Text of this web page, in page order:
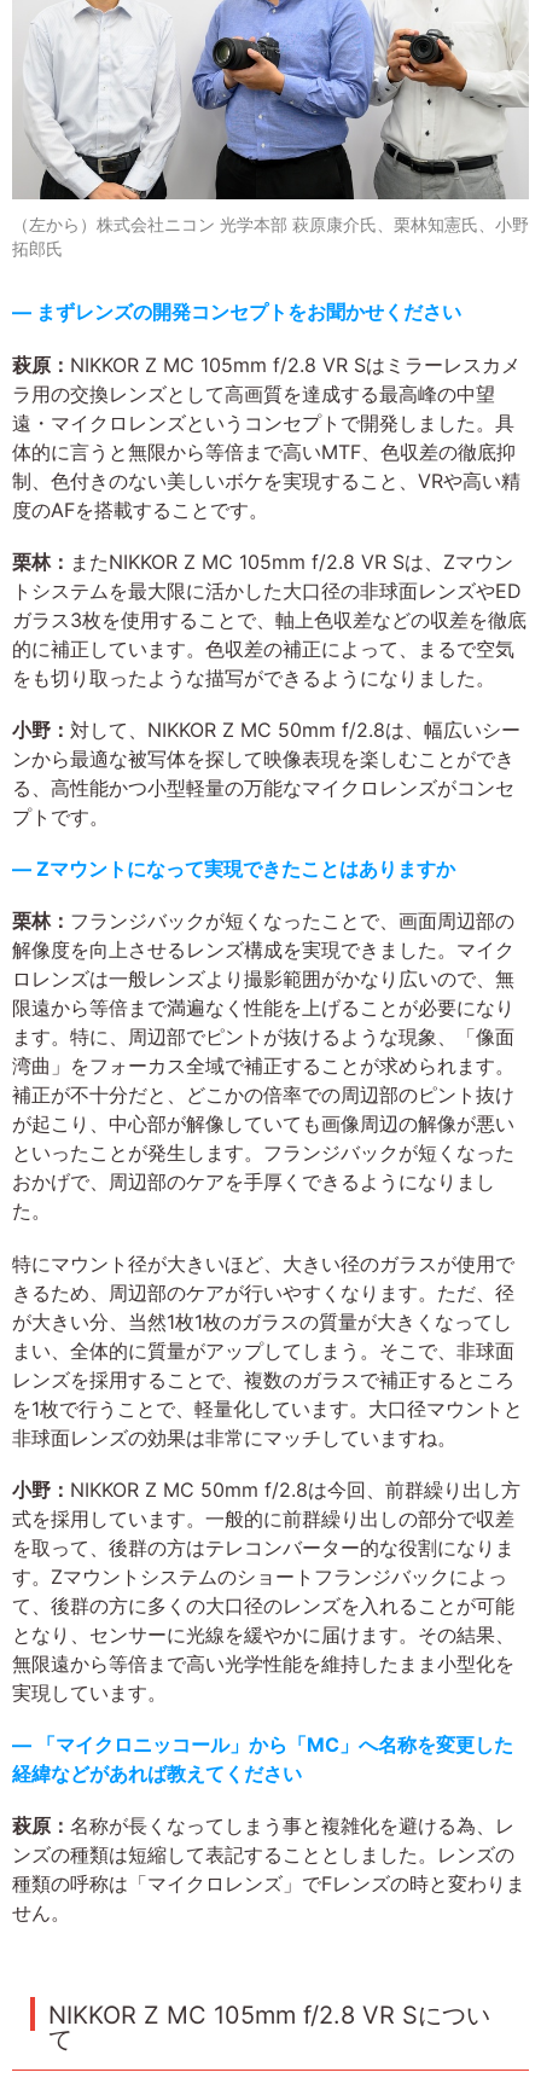
（左から）株式会社ニコン 光学本部 萩原康介氏、栗林知憲氏、小野
拓郎氏
― まずレンズの開発コンセプトをお聞かせください
萩原： NIKKOR Z MC 105mm f/2.8 VR Sはミラーレスカメ
ラ用の交換レンズとして高画質を達成する最高峰の中望
遠・マイクロレンズというコンセプトで開発しました。具
体的に言うと無限から等倍まで高いMTF、色収差の徹底抑
制、色付きのない美しいボケを実現すること、VRや高い精
度のAFを搭載することです。
栗林： またNIKKOR Z MC 105mm f/2.8 VR Sは、Zマウン
トシステムを最大限に活かした大口径の非球面レンズやED
ガラス3枚を使用することで、軸上色収差などの収差を徹底
的に補正しています。色収差の補正によって、まるで空気
をも切り取ったような描写ができるようになりました。
小野： 対して、NIKKOR Z MC 50mm f/2.8は、幅広いシー
ンから最適な被写体を探して映像表現を楽しむことができ
る、高性能かつ小型軽量の万能なマイクロレンズがコンセ
プトです。
― Zマウントになって実現できたことはありますか
栗林： フランジバックが短くなったことで、画面周辺部の
解像度を向上させるレンズ構成を実現できました。マイク
ロレンズは一般レンズより撮影範囲がかなり広いので、無
限遠から等倍まで満遍なく性能を上げることが必要になり
ます。特に、周辺部でピントが抜けるような現象、「像面
湾曲」をフォーカス全域で補正することが求められます。
補正が不十分だと、どこかの倍率での周辺部のピント抜け
が起こり、中心部が解像していても画像周辺の解像が悪い
といったことが発生します。フランジバックが短くなった
おかげで、周辺部のケアを手厚くできるようになりまし
た。
特にマウント径が大きいほど、大きい径のガラスが使用で
きるため、周辺部のケアが行いやすくなります。ただ、径
が大きい分、当然1枚1枚のガラスの質量が大きくなってし
まい、全体的に質量がアップしてしまう。そこで、非球面
レンズを採用することで、複数のガラスで補正するところ
を1枚で行うことで、軽量化しています。大口径マウントと
非球面レンズの効果は非常にマッチしていますね。
小野： NIKKOR Z MC 50mm f/2.8は今回、前群繰り出し方
式を採用しています。一般的に前群繰り出しの部分で収差
を取って、後群の方はテレコンバーター的な役割になりま
す。Zマウントシステムのショートフランジバックによっ
て、後群の方に多くの大口径のレンズを入れることが可能
となり、センサーに光線を緩やかに届けます。その結果、
無限遠から等倍まで高い光学性能を維持したまま小型化を
実現しています。
― 「マイクロニッコール」から「MC」へ名称を変更した
経緯などがあれば教えてください
萩原： 名称が長くなってしまう事と複雑化を避ける為、レ
ンズの種類は短縮して表記することとしました。レンズの
種類の呼称は「マイクロレンズ」でFレンズの時と変わりま
せん。
NIKKOR Z MC 105mm f/2.8 VR Sについ
て